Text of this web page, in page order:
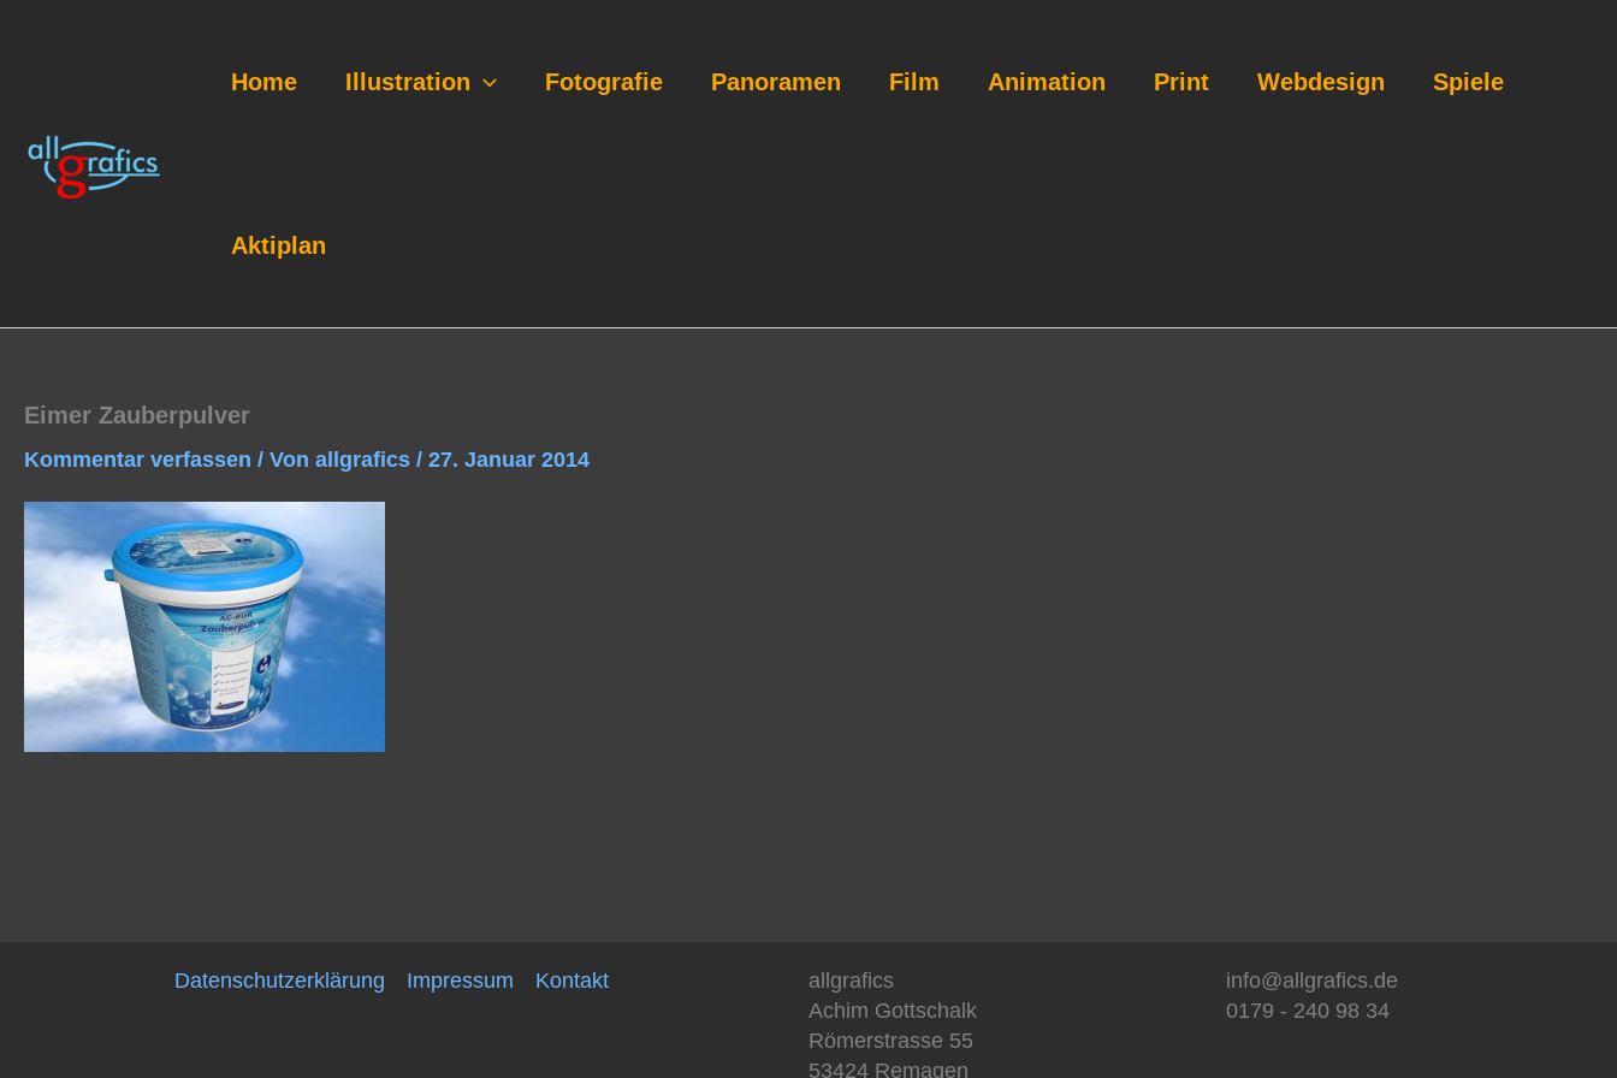
Home Illustration Fotografie Panoramen Film Animation Print Webdesign Spiele
Aktiplan
Eimer Zauberpulver
Kommentar verfassen / Von allgrafics / 27. Januar 2014
Datenschutzerklärung Impressum Kontakt
allgrafics
Achim Gottschalk
Römerstrasse 55
53424 Remagen
info@allgrafics.de
0179 - 240 98 34